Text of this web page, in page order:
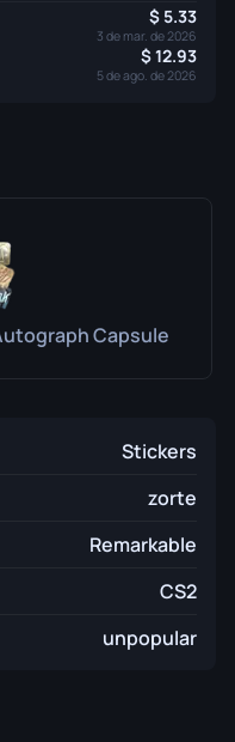
5.33
3 de mar. de 2026
12.93
5 de ago. de 2026
Capsule
Stickers
zorte
Remarkable
CS2
unpopular